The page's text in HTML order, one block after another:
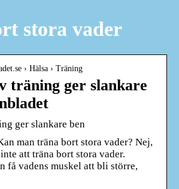
stora vader
› Hälsa › Träning
träning ger slankare
ger slankare ben
man träna bort stora vader? Nej,
att träna bort stora vader.
få vadens muskel att bli större,